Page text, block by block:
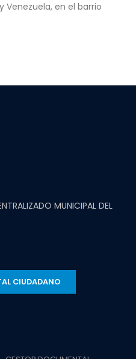
Venezuela, en el barrio
MUNICIPAL DEL
CIUDADANO